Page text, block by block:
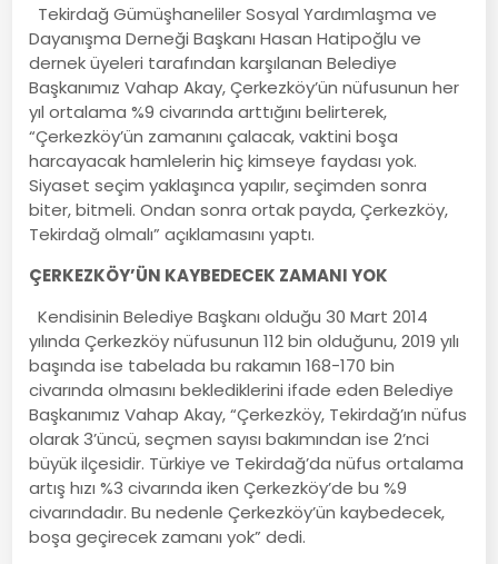
Tekirdağ Gümüşhaneliler Sosyal Yardımlaşma ve
Dayanışma Derneği Başkanı Hasan Hatipoğlu ve
dernek üyeleri tarafından karşılanan Belediye
Başkanımız Vahap Akay, Çerkezköy’ün nüfusunun her
yıl ortalama %9 civarında arttığını belirterek,
“Çerkezköy’ün zamanını çalacak, vaktini boşa
harcayacak hamlelerin hiç kimseye faydası yok.
Siyaset seçim yaklaşınca yapılır, seçimden sonra
biter, bitmeli. Ondan sonra ortak payda, Çerkezköy,
Tekirdağ olmalı” açıklamasını yaptı.
ÇERKEZKÖY’ÜN KAYBEDECEK ZAMANI YOK
Kendisinin Belediye Başkanı olduğu 30 Mart 2014
yılında Çerkezköy nüfusunun 112 bin olduğunu, 2019 yılı
başında ise tabelada bu rakamın 168-170 bin
civarında olmasını beklediklerini ifade eden Belediye
Başkanımız Vahap Akay, “Çerkezköy, Tekirdağ’ın nüfus
olarak 3’üncü, seçmen sayısı bakımından ise 2’nci
büyük ilçesidir. Türkiye ve Tekirdağ’da nüfus ortalama
artış hızı %3 civarında iken Çerkezköy’de bu %9
civarındadır. Bu nedenle Çerkezköy’ün kaybedecek,
boşa geçirecek zamanı yok” dedi.